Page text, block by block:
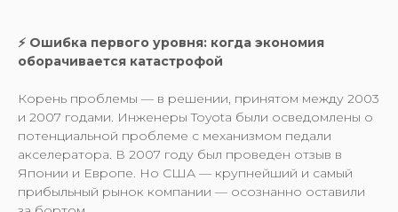
⚡️ Ошибка первого уровня: когда экономия
оборачивается катастрофой
Корень проблемы — в решении, принятом между 2003
и 2007 годами. Инженеры Toyota были осведомлены о
потенциальной проблеме с механизмом педали
акселератора. В 2007 году был проведен отзыв в
Японии и Европе. Но США — крупнейший и самый
прибыльный рынок компании — осознанно оставили